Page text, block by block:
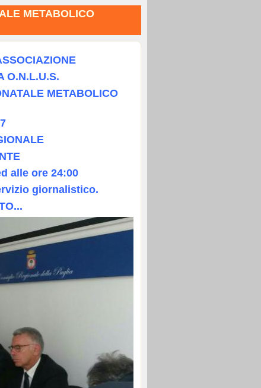
METABOLICO
O.N.L.U.S.
METABOLICO
alle ore 24:00
giornalistico.